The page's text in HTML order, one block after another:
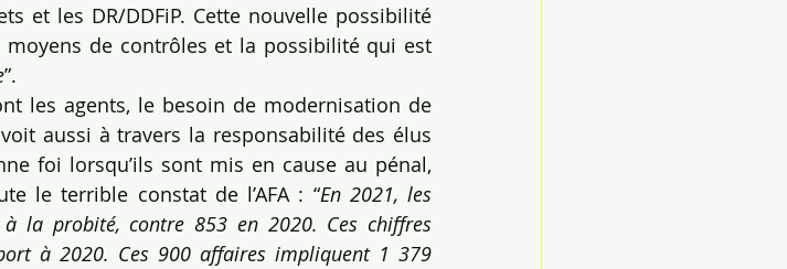
et les DR/DDFiP. Cette nouvelle possibilité
de contrôles et la possibilité qui est
”.
les agents, le besoin de modernisation de
aussi à travers la responsabilité des élus
foi lorsqu’ils sont mis en cause au pénal,
le terrible constat de l’AFA : “En 2021, les
la probité, contre 853 en 2020. Ces chiffres
à 2020. Ces 900 affaires impliquent 1 379